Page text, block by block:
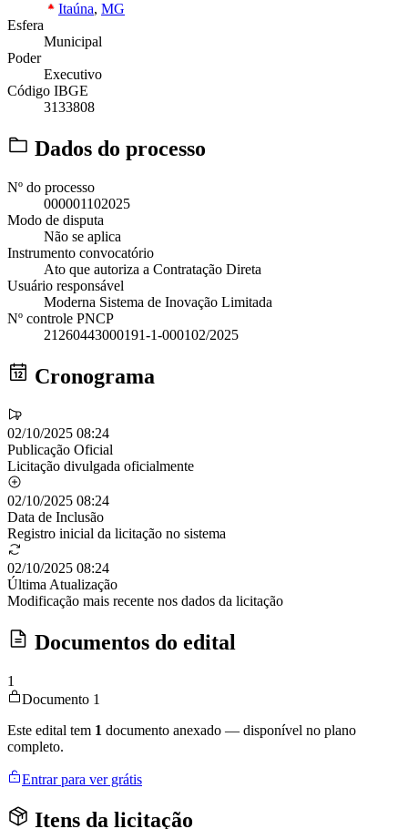
Itaúna, MG
Esfera
Municipal
Poder
Executivo
Código IBGE
3133808
Dados do processo
Nº do processo
000001102025
Modo de disputa
Não se aplica
Instrumento convocatório
Ato que autoriza a Contratação Direta
Usuário responsável
Moderna Sistema de Inovação Limitada
Nº controle PNCP
21260443000191-1-000102/2025
Cronograma
02/10/2025 08:24
Publicação Oficial
Licitação divulgada oficialmente
02/10/2025 08:24
Data de Inclusão
Registro inicial da licitação no sistema
02/10/2025 08:24
Última Atualização
Modificação mais recente nos dados da licitação
Documentos do edital
1
Documento 1
Este edital tem 1 documento anexado — disponível no plano
completo.
Entrar para ver grátis
Itens da licitação